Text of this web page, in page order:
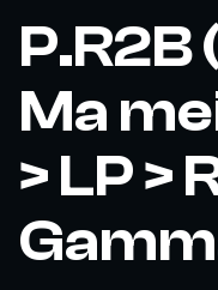
P.R2B
Ma
> LP >